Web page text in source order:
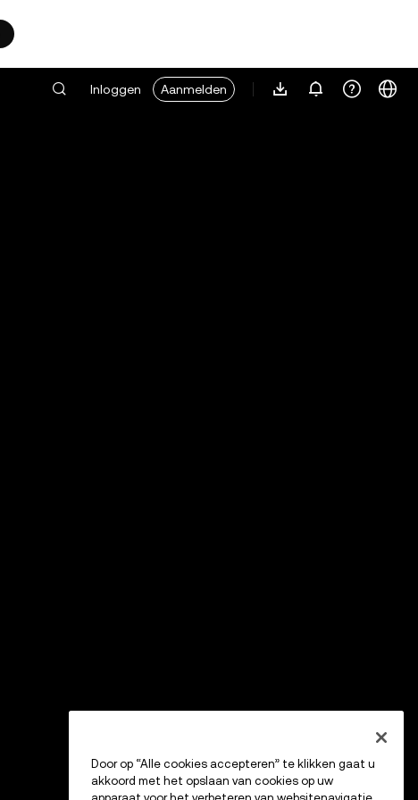
Inloggen Aanmelden
Door op “Alle cookies accepteren” te klikken gaat u
akkoord met het opslaan van cookies op uw